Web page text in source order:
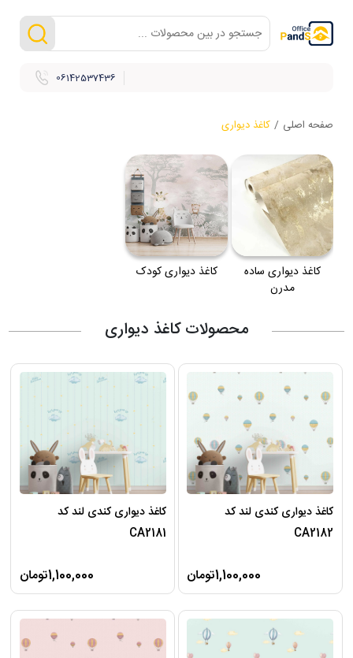
06142537436
صفحه اصلی / کاغذ دیواری
کاغذ دیواری ساده
مدرن
کاغذ دیواری کودک
محصولات کاغذ دیواری
کاغذ دیواری کندی لند کد
CA2182
1,100,000تومان
کاغذ دیواری کندی لند کد
CA2181
1,100,000تومان